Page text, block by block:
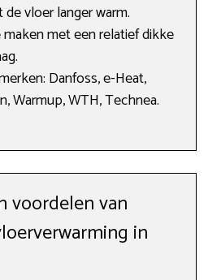
vloer langer warm.
met een relatief dikke
Danfoss, e-Heat,
Warmup, WTH, Technea.
voordelen van
in